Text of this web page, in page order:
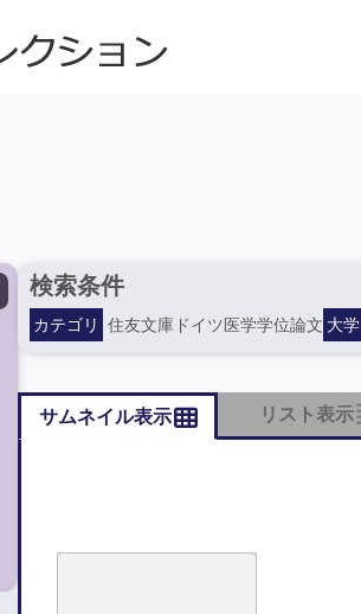
検索条件
カテゴリ 住友文庫ドイツ医学学位論文 大学
サムネイル表示 リスト表示